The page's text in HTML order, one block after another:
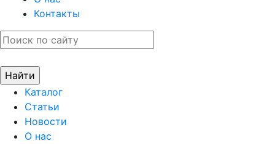
Контакты
Каталог
Статьи
Новости
О нас